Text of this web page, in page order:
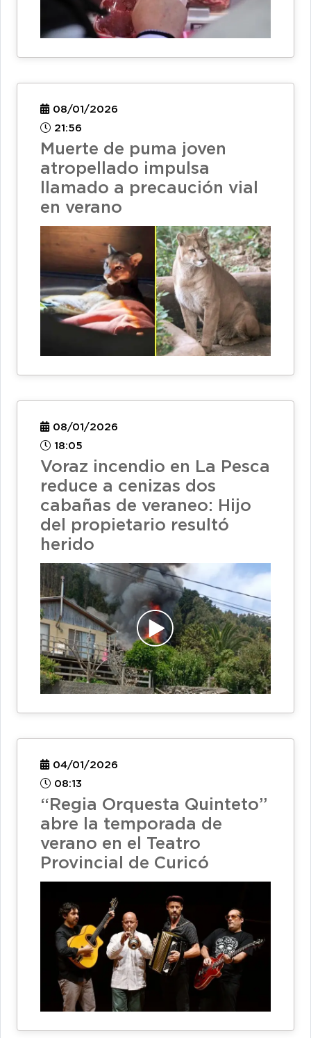
08/01/2026
21:56
Muerte de puma joven
atropellado impulsa
llamado a precaución vial
en verano
08/01/2026
18:05
Voraz incendio en La Pesca
reduce a cenizas dos
cabañas de veraneo: Hijo
del propietario resultó
herido
04/01/2026
08:13
“Regia Orquesta Quinteto”
abre la temporada de
verano en el Teatro
Provincial de Curicó